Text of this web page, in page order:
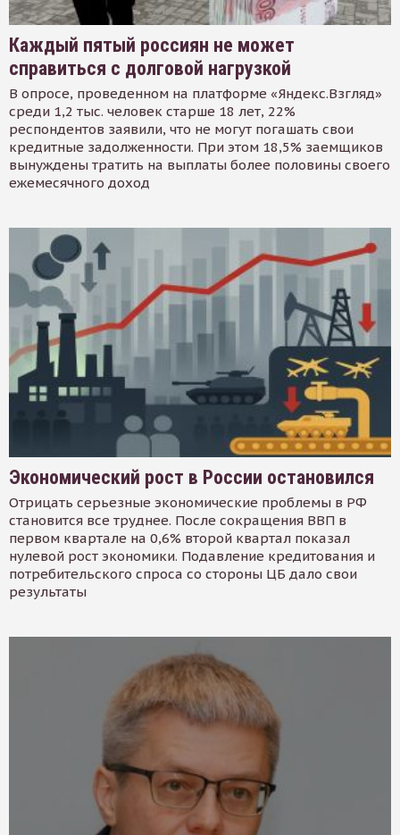
Каждый пятый россиян не может
справиться с долговой нагрузкой
В опросе, проведенном на платформе «Яндекс.Взгляд»
среди 1,2 тыс. человек старше 18 лет, 22%
респондентов заявили, что не могут погашать свои
кредитные задолженности. При этом 18,5% заемщиков
вынуждены тратить на выплаты более половины своего
ежемесячного доход
Экономический рост в России остановился
Отрицать серьезные экономические проблемы в РФ
становится все труднее. После сокращения ВВП в
первом квартале на 0,6% второй квартал показал
нулевой рост экономики. Подавление кредитования и
потребительского спроса со стороны ЦБ дало свои
результаты